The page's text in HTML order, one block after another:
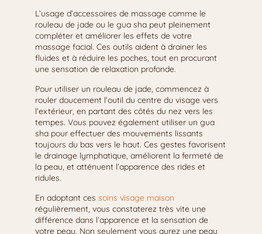
L’usage d’accessoires de massage comme le
rouleau de jade ou le gua sha peut pleinement
compléter et améliorer les effets de votre
massage facial. Ces outils aident à drainer les
fluides et à réduire les poches, tout en procurant
une sensation de relaxation profonde.
Pour utiliser un rouleau de jade, commencez à
rouler doucement l’outil du centre du visage vers
l’extérieur, en partant des côtés du nez vers les
tempes. Vous pouvez également utiliser un gua
sha pour effectuer des mouvements lissants
toujours du bas vers le haut. Ces gestes favorisent
le drainage lymphatique, améliorent la fermeté de
la peau, et atténuent l’apparence des rides et
ridules.
En adoptant ces soins visage maison
régulièrement, vous constaterez très vite une
différence dans l’apparence et la sensation de
votre peau. Non seulement vous aurez une peau